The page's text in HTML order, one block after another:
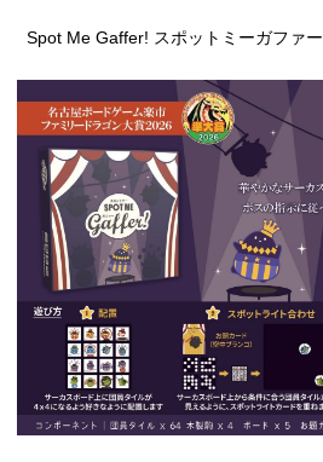
Spot Me Gaffer! スポットミーガファー